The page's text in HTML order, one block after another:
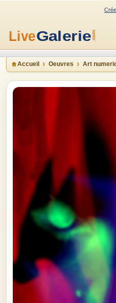
Accueil Oeuvres Art